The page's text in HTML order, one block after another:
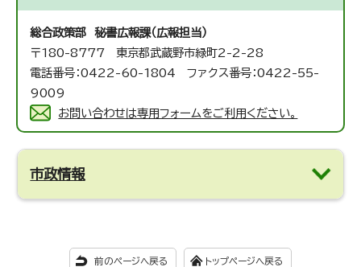
総合政策部 秘書広報課（広報担当）
〒180-8777 東京都武蔵野市緑町2-2-28
電話番号：0422-60-1804 ファクス番号：0422-55-
9009
お問い合わせは専用フォームをご利用ください。
市政情報
前のページへ戻る トップページへ戻る